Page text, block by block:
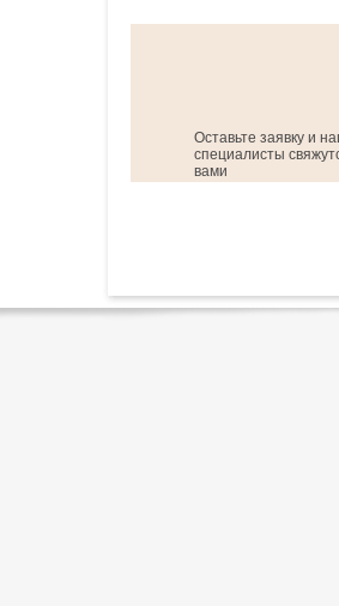
Оставьте заявку и
специалисты
вами